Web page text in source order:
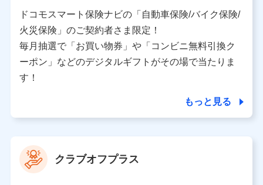
を受けている保険会社・提携会社の保険その他に関する
情報を提供するため、また維持管理等の委託業務遂行の
ため、またそれらに付帯、関連する当社、株式会社NTT
ドコモおよび提携会社のサービスを案内、提供するため
（各サービスで取得したサービス利用履歴、ウェブサイ
トの閲覧履歴、購買履歴、ご契約内容等のパーソナルデ
ータを分析して、お客さまの趣味・嗜好・傾向に応じた
上記に係る案内・手続き・管理等付帯業務を行うため
【当該個人データの管理について責任を有する者の名称・住
所・代表者名】
ドコモスマート保険ナビの「自動車保険/バイク保険/
火災保険」のご契約者さま限定！
毎月抽選で「お買い物券」や「コンビニ無料引換ク
ーポン」などのデジタルギフトがその場で当たりま
す！
もっと見る
クラブオフプラス